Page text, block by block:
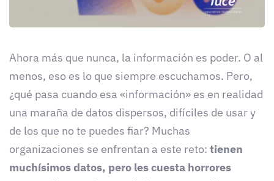
Ahora más que nunca, la información es poder. O al
menos, eso es lo que siempre escuchamos. Pero,
¿qué pasa cuando esa «información» es en realidad
una maraña de datos dispersos, difíciles de usar y
de los que no te puedes fiar? Muchas
organizaciones se enfrentan a este reto: tienen
muchísimos datos, pero les cuesta horrores